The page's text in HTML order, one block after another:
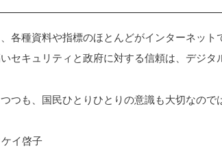
各種資料や指標のほとんどがインターネット
セキュリティと政府に対する信頼は、デジタ
つも、国民ひとりひとりの意識も大切なので
イ啓子